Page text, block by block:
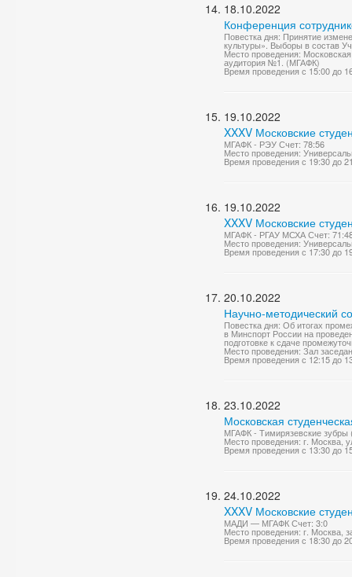
18.10.2022
Конференция
Повестка дня: Принятие
культуры». Выборы в состав
Место проведения:
аудитория №1. (МГАФК)
Время проведения с 15:00 до
19.10.2022
XXXV Московские
МГАФК - РЭУ Счет: 78:56
Место проведения:
Время проведения с 19:30 до
19.10.2022
XXXV Московские
МГАФК - РГАУ МСХА Счет:
Место проведения:
Время проведения с 17:30 до
20.10.2022
Научно-методический
Повестка дня: Об итогах
в Минспорт России на
подготовке к сдаче
Место проведения: Зал
Время проведения с 12:15 до
23.10.2022
Московская
МГАФК - Тимирязевские
Место проведения: г.
Время проведения с 13:30 до
24.10.2022
XXXV Московские
МАДИ — МГАФК Счет: 3:0
Место проведения: г.
Время проведения с 18:30 до